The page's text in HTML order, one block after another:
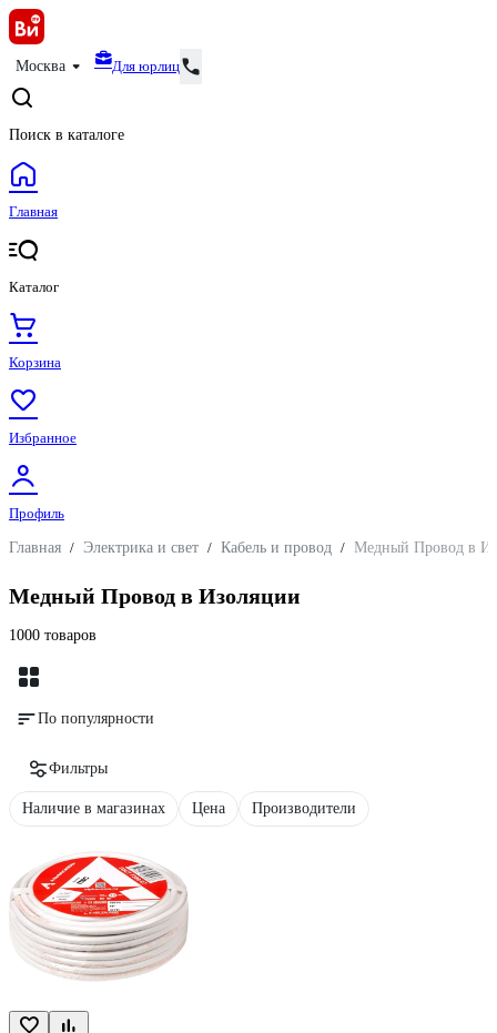
Москва Для юрлиц
Поиск в каталоге
Главная
Каталог
Корзина
Избранное
Профиль
Главная / Электрика и свет / Кабель и провод / Медный Провод в
Медный Провод в Изоляции
1000 товаров
По популярности
Фильтры
Наличие в магазинах Цена Производители